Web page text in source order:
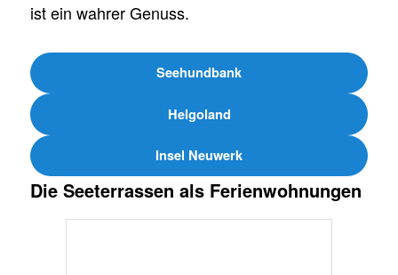
ist ein wahrer Genuss.
Seehundbank
Helgoland
Insel Neuwerk
Die Seeterrassen als Ferienwohnungen